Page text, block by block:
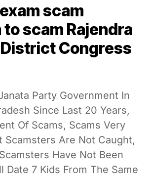
scam
scam Rajendra
Congress
Party Government In
Since Last 20 Years,
Of Scams, Scams Very
Scamsters Are Not Caught,
Have Not Been
Date 7 Kids From The Same